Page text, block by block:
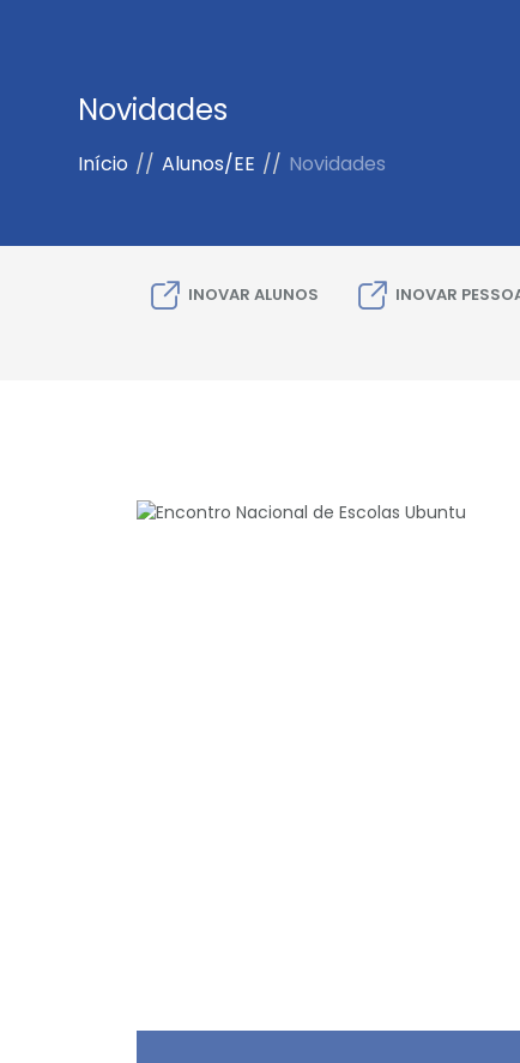
Novidades
Início // Alunos/EE // Novidades
INOVAR ALUNOS INOVAR